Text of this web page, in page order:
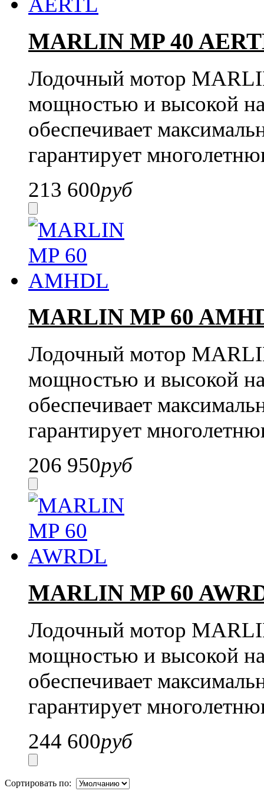
MARLIN MP 40
Лодочный мотор
мощностью и высокой
обеспечивает
гарантирует
213 600руб
MARLIN MP 60
Лодочный мотор
мощностью и высокой
обеспечивает
гарантирует
206 950руб
MARLIN MP 60
Лодочный мотор
мощностью и высокой
обеспечивает
гарантирует
244 600руб
Сортировать по: